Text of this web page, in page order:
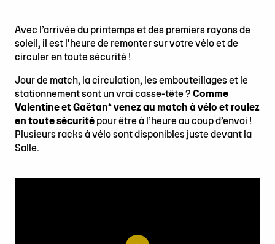
Avec l’arrivée du printemps et des premiers rayons de
soleil, il est l’heure de remonter sur votre vélo et de
circuler en toute sécurité !
Jour de match, la circulation, les embouteillages et le
stationnement sont un vrai casse-tête ? Comme
Valentine et Gaëtan* venez au match à vélo et roulez
en toute sécurité pour être à l’heure au coup d’envoi !
Plusieurs racks à vélo sont disponibles juste devant la
Salle.